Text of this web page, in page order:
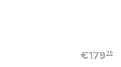
€17939